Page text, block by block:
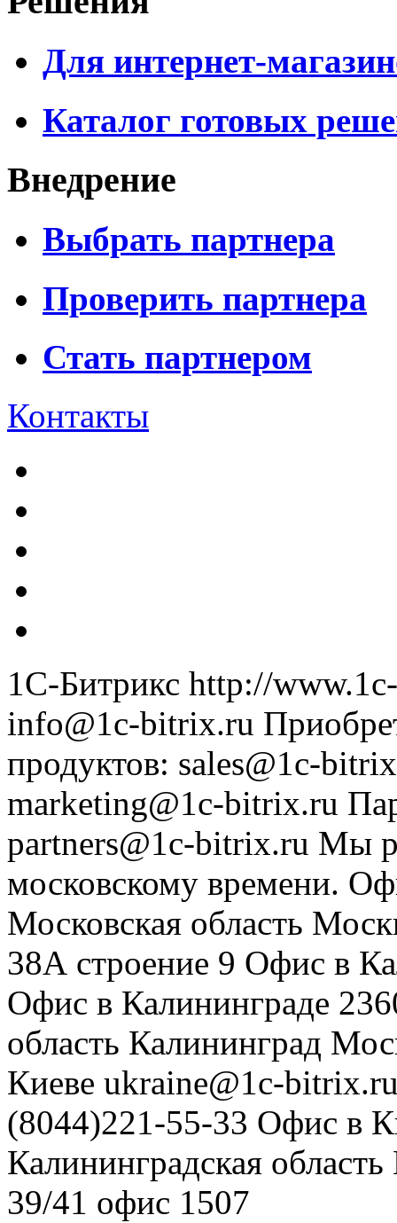
Для интернет-
Каталог готовых
Внедрение
Выбрать партнера
Проверить партнера
Стать партнером
Контакты
1С-Битрикс http://
info@1c-bitrix.ru
продуктов: sales@1c-
marketing@1c-bitrix.ru
partners@1c-bitrix.ru Мы
московскому времени.
Московская область
38А строение 9 Офис в
Офис в Калининграде
область Калининград
Киеве ukraine@1c-
(8044)221-55-33 Офис в
Калининградская область
39/41 офис 1507